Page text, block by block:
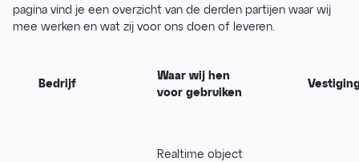
pagina vind je een overzicht van de derden partijen waar wij
mee werken en wat zij voor ons doen of leveren.
Bedrijf
Waar wij hen
voor gebruiken
Realtime object